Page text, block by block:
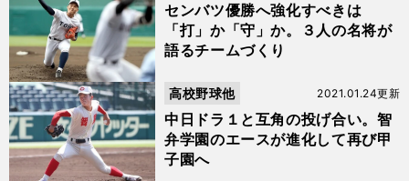
センバツ優勝へ強化すべきは
「打」か「守」か。３人の名将が
語るチームづくり
中日ドラ１と互角の投げ合い。智
弁学園のエースが進化して再び甲
子園へ
2021.01.24更新
高校野球他